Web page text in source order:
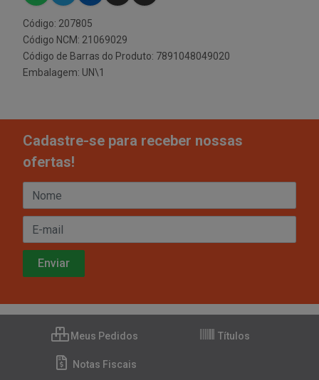
Código: 207805
Código NCM: 21069029
Código de Barras do Produto: 7891048049020
Embalagem: UN\1
Cadastre-se para receber nossas
ofertas!
Meus Pedidos Títulos
Notas Fiscais